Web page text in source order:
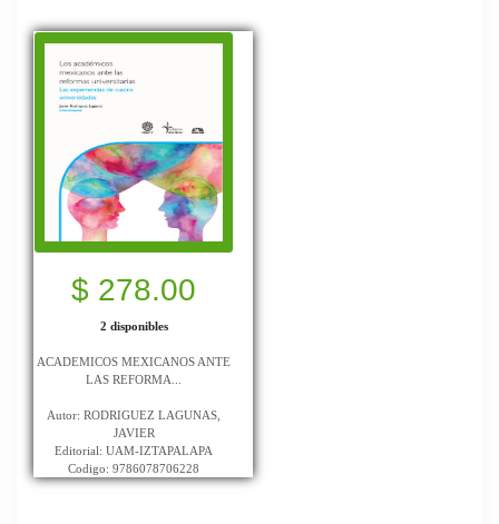
$ 278.00
2 disponibles
ACADEMICOS MEXICANOS ANTE
LAS REFORMA...
Autor: RODRIGUEZ LAGUNAS,
JAVIER
Editorial: UAM-IZTAPALAPA
Codigo: 9786078706228